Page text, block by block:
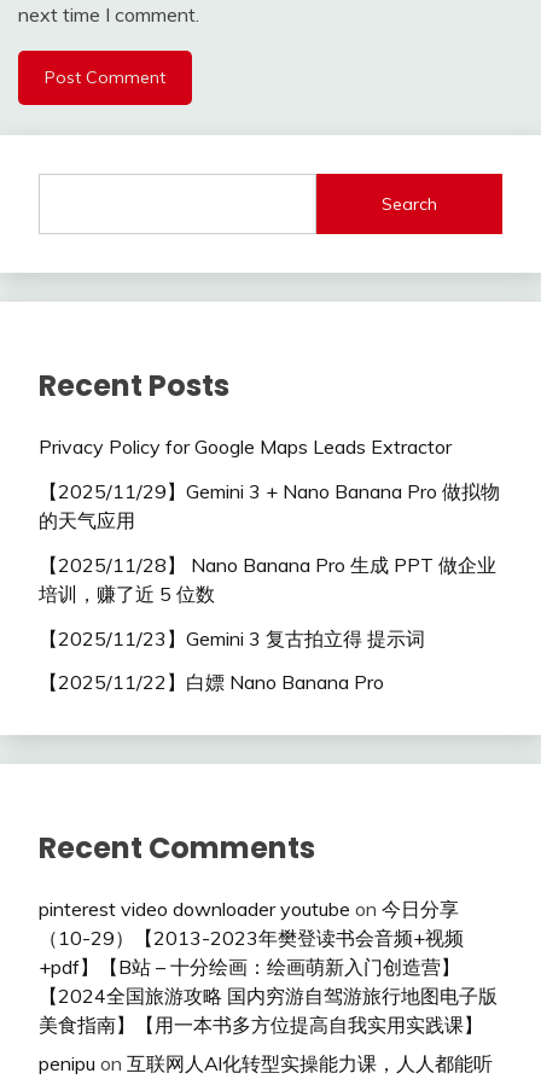
next time I comment.
Search
Recent Posts
Privacy Policy for Google Maps Leads Extractor
【2025/11/29】Gemini 3 + Nano Banana Pro 做拟物
的天气应用
【2025/11/28】 Nano Banana Pro 生成 PPT 做企业
培训，赚了近 5 位数
【2025/11/23】Gemini 3 复古拍立得 提示词
【2025/11/22】白嫖 Nano Banana Pro
Recent Comments
pinterest video downloader youtube on 今日分享
（10-29）【2013-2023年樊登读书会音频+视频
+pdf】【B站 – 十分绘画：绘画萌新入门创造营】
【2024全国旅游攻略 国内穷游自驾游旅行地图电子版
美食指南】【用一本书多方位提高自我实用实践课】
penipu on 互联网人Al化转型实操能力课，人人都能听